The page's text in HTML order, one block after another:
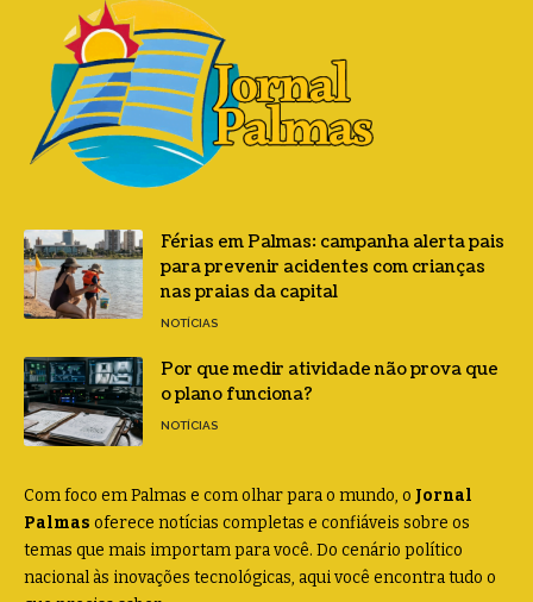
Férias em Palmas: campanha alerta pais
para prevenir acidentes com crianças
nas praias da capital
NOTÍCIAS
Por que medir atividade não prova que
o plano funciona?
NOTÍCIAS
Com foco em Palmas e com olhar para o mundo, o Jornal
Palmas oferece notícias completas e confiáveis sobre os
temas que mais importam para você. Do cenário político
nacional às inovações tecnológicas, aqui você encontra tudo o